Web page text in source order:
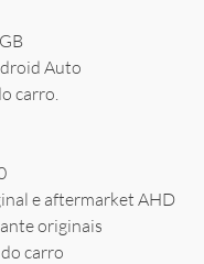
Auto
carro.
e aftermarket AHD
originais
carro